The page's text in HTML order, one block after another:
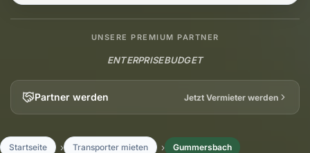
UNSERE PREMIUM PARTNER
ENTERPRISEBUDGET
Partner werden Jetzt Vermieter werden
Startseite Transporter mieten Gummersbach